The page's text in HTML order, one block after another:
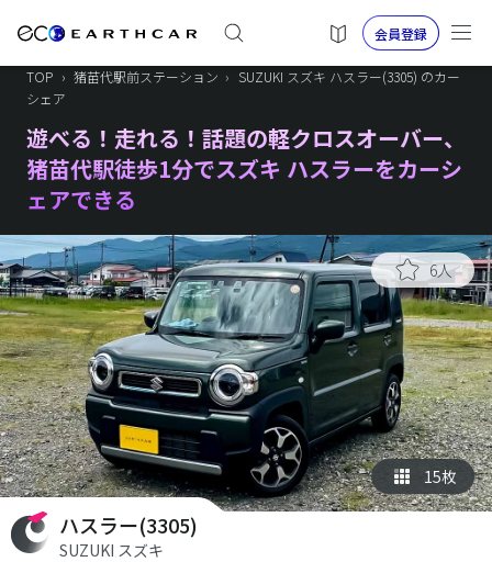
会員登録
TOP › 猪苗代駅前ステーション › SUZUKI スズキ ハスラー(3305) のカー
シェア
遊べる！走れる！話題の軽クロスオーバー、
猪苗代駅徒歩1分でスズキ ハスラーをカーシ
ェアできる
6人
15枚
ハスラー(3305)
SUZUKI スズキ